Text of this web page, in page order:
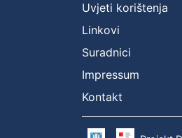
Uvjeti korištenja
Linkovi
Suradnici
Impressum
Kontakt